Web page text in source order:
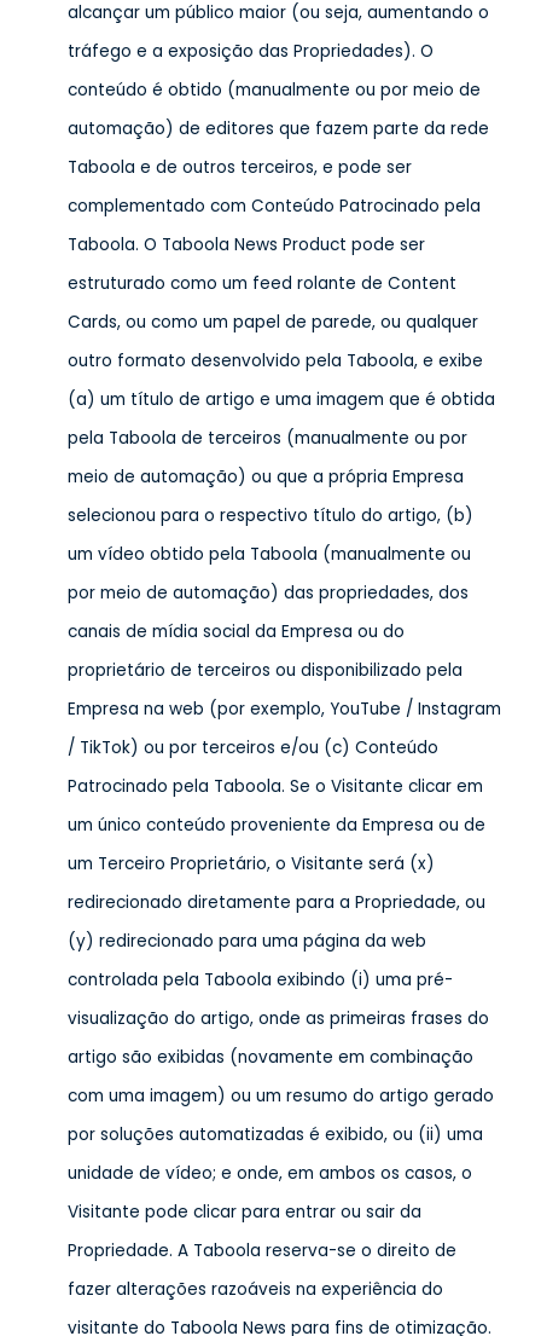
alcançar um público maior (ou seja, aumentando o
tráfego e a exposição das Propriedades). O
conteúdo é obtido (manualmente ou por meio de
automação) de editores que fazem parte da rede
Taboola e de outros terceiros, e pode ser
complementado com Conteúdo Patrocinado pela
Taboola. O Taboola News Product pode ser
estruturado como um feed rolante de Content
Cards, ou como um papel de parede, ou qualquer
outro formato desenvolvido pela Taboola, e exibe
(a) um título de artigo e uma imagem que é obtida
pela Taboola de terceiros (manualmente ou por
meio de automação) ou que a própria Empresa
selecionou para o respectivo título do artigo, (b)
um vídeo obtido pela Taboola (manualmente ou
por meio de automação) das propriedades, dos
canais de mídia social da Empresa ou do
proprietário de terceiros ou disponibilizado pela
Empresa na web (por exemplo, YouTube / Instagram
/ TikTok) ou por terceiros e/ou (c) Conteúdo
Patrocinado pela Taboola. Se o Visitante clicar em
um único conteúdo proveniente da Empresa ou de
um Terceiro Proprietário, o Visitante será (x)
redirecionado diretamente para a Propriedade, ou
(y) redirecionado para uma página da web
controlada pela Taboola exibindo (i) uma pré-
visualização do artigo, onde as primeiras frases do
artigo são exibidas (novamente em combinação
com uma imagem) ou um resumo do artigo gerado
por soluções automatizadas é exibido, ou (ii) uma
unidade de vídeo; e onde, em ambos os casos, o
Visitante pode clicar para entrar ou sair da
Propriedade. A Taboola reserva-se o direito de
fazer alterações razoáveis na experiência do
visitante do Taboola News para fins de otimização.